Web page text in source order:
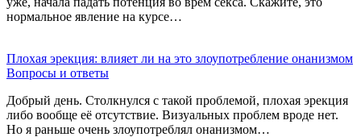
нормальное явление на курсе…
Плохая эрекция: влияет ли на это злоупотребление онанизмом
Вопросы и ответы
Добрый день. Столкнулся с такой проблемой, плохая эрекция
либо вообще её отсутствие. Визуальных проблем вроде нет.
Но я раньше очень злоупотреблял онанизмом…